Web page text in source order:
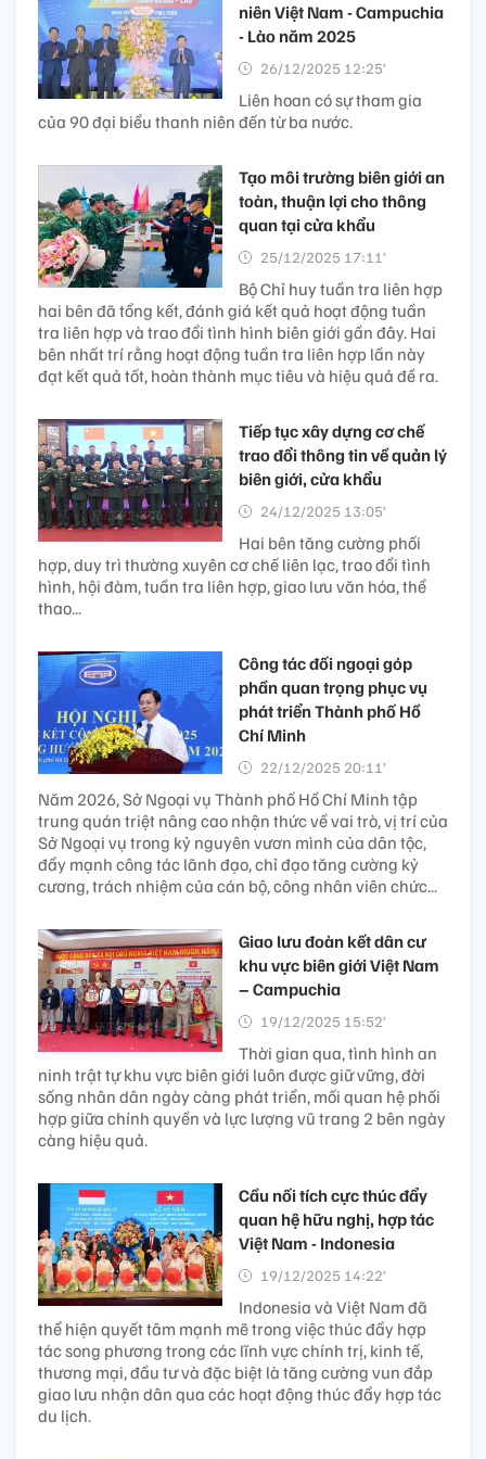
niên Việt Nam - Campuchia
- Lào năm 2025
26/12/2025 12:25’
Liên hoan có sự tham gia
của 90 đại biểu thanh niên đến từ ba nước.
Tạo môi trường biên giới an
toàn, thuận lợi cho thông
quan tại cửa khẩu
25/12/2025 17:11’
Bộ Chỉ huy tuần tra liên hợp
hai bên đã tổng kết, đánh giá kết quả hoạt động tuần
tra liên hợp và trao đổi tình hình biên giới gần đây. Hai
bên nhất trí rằng hoạt động tuần tra liên hợp lần này
đạt kết quả tốt, hoàn thành mục tiêu và hiệu quả đề ra.
Tiếp tục xây dựng cơ chế
trao đổi thông tin về quản lý
biên giới, cửa khẩu
24/12/2025 13:05’
Hai bên tăng cường phối
hợp, duy trì thường xuyên cơ chế liên lạc, trao đổi tình
hình, hội đàm, tuần tra liên hợp, giao lưu văn hóa, thể
thao...
Công tác đối ngoại góp
phần quan trọng phục vụ
phát triển Thành phố Hồ
Chí Minh
22/12/2025 20:11’
Năm 2026, Sở Ngoại vụ Thành phố Hồ Chí Minh tập
trung quán triệt nâng cao nhận thức về vai trò, vị trí của
Sở Ngoại vụ trong kỷ nguyên vươn mình của dân tộc,
đẩy mạnh công tác lãnh đạo, chỉ đạo tăng cường kỷ
cương, trách nhiệm của cán bộ, công nhân viên chức...
Giao lưu đoàn kết dân cư
khu vực biên giới Việt Nam
– Campuchia
19/12/2025 15:52’
Thời gian qua, tình hình an
ninh trật tự khu vực biên giới luôn được giữ vững, đời
sống nhân dân ngày càng phát triển, mối quan hệ phối
hợp giữa chính quyền và lực lượng vũ trang 2 bên ngày
càng hiệu quả.
Cầu nối tích cực thúc đẩy
quan hệ hữu nghị, hợp tác
Việt Nam - Indonesia
19/12/2025 14:22’
Indonesia và Việt Nam đã
thể hiện quyết tâm mạnh mẽ trong việc thúc đẩy hợp
tác song phương trong các lĩnh vực chính trị, kinh tế,
thương mại, đầu tư và đặc biệt là tăng cường vun đắp
giao lưu nhận dân qua các hoạt động thúc đẩy hợp tác
du lịch.